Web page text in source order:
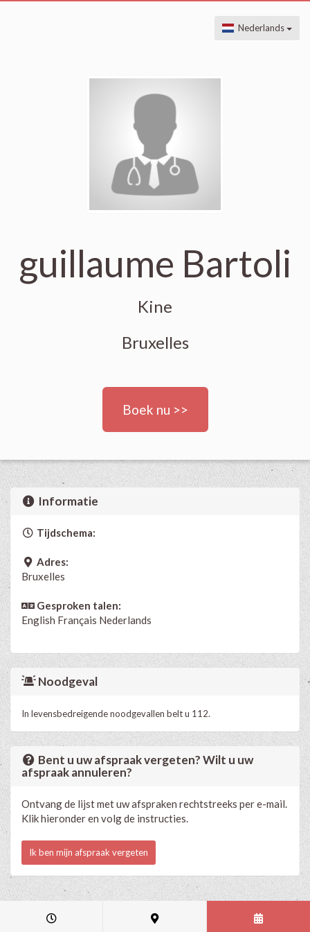
Nederlands
guillaume Bartoli
Kine
Bruxelles
Boek nu >>
Informatie
Tijdschema:
Adres:
Bruxelles
Gesproken talen:
English Français Nederlands
Noodgeval
In levensbedreigende noodgevallen belt u 112.
Bent u uw afspraak vergeten? Wilt u uw
afspraak annuleren?
Ontvang de lijst met uw afspraken rechtstreeks per e-mail.
Klik hieronder en volg de instructies.
Ik ben mijn afspraak vergeten
2015 - 2026 -
lees de privacyverklaring van deze praktijk